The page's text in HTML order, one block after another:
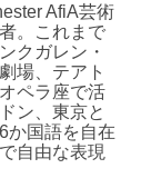
AfiA芸術
。これまで
クガレン・
場、テアト
ペラ座で活
ン、東京と
か国語を自在
自由な表現